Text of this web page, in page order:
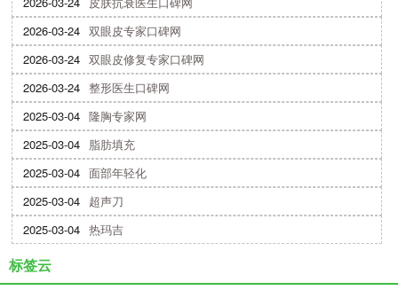
2026-03-24 双眼皮专家口碑网
2026-03-24 双眼皮修复专家口碑网
2026-03-24 整形医生口碑网
2025-03-04 隆胸专家网
2025-03-04 脂肪填充
2025-03-04 面部年轻化
2025-03-04 超声刀
2025-03-04 热玛吉
标签云